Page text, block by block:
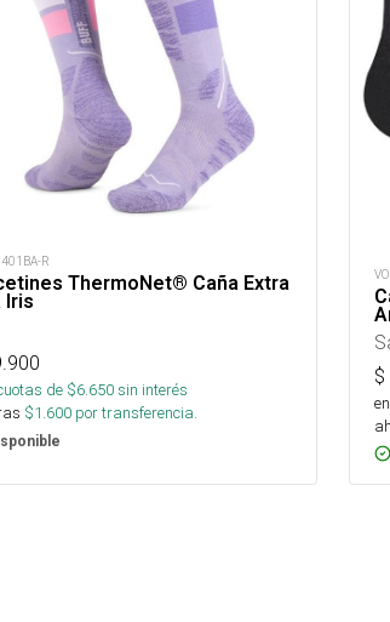
R
ThermoNet® Caña Extra
Iris
de $6.650sin interés
$1.600 por transferencia.
$
en